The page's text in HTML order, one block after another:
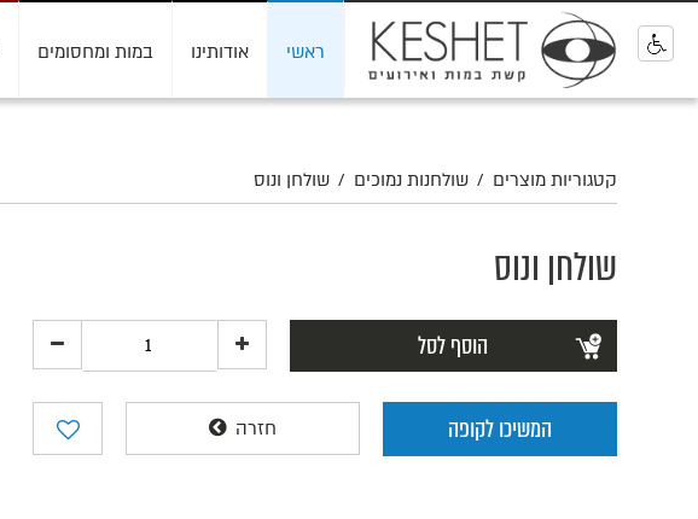
ראשי אודותינו במות ומחסומים
קטגוריות מוצרים / שולחנות נמוכים / שולחן ונוס
שולחן ונוס
הוסף לסל
המשיכו לקופה חזרה